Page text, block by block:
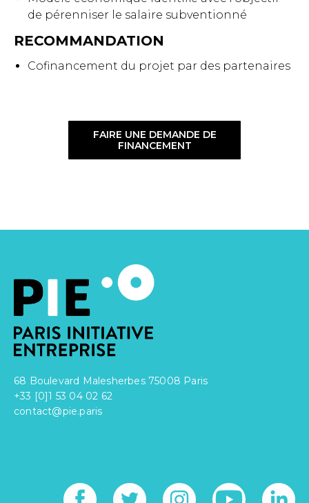
de pérenniser le salaire subventionné
RECOMMANDATION
Cofinancement du projet par des partenaires
FAIRE UNE DEMANDE DE
FINANCEMENT
68 Boulevard Malesherbes 75008 Paris
+33 [0]1 53 04 02 62
contact@pie.paris